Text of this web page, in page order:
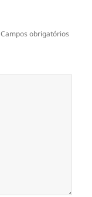
Campos obrigatórios